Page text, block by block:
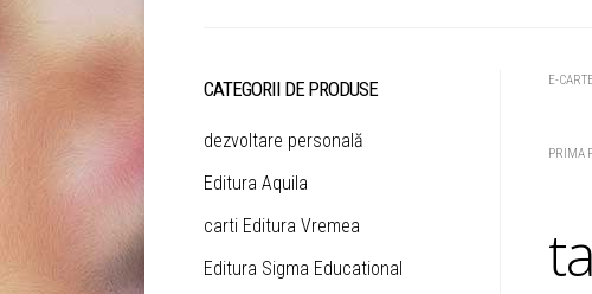
E-
PRIMA
CATEGORII DE PRODUSE
dezvoltare personală
Editura Aquila
carti Editura Vremea
Editura Sigma Educational